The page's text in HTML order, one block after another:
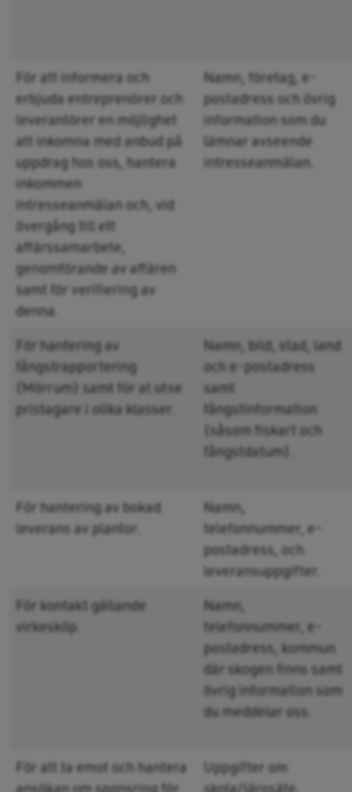
För att informera och
erbjuda entreprenörer och
leverantörer en möjlighet
att inkomna med anbud på
uppdrag hos oss, hantera
inkommen
intresseanmälan och, vid
övergång till ett
affärssamarbete,
genomförande av affären
samt för verifiering av
denna.
Namn, företag, e-
postadress och övrig
information som du
lämnar avseende
intresseanmälan.
För hantering av
fångstrapportering
(Mörrum) samt för at utse
pristagare i olika klasser.
Namn, bild, stad, land
och e-postadress
samt
fångstinformation
(såsom fiskart och
fångstdatum).
För hantering av bokad
leverans av plantor.
Namn,
telefonnummer, e-
postadress, och
leveransuppgifter.
För kontakt gällande
virkesköp.
Namn,
telefonnummer, e-
postadress, kommun
där skogen finns samt
övrig information som
du meddelar oss.
För att ta emot och hantera
ansökan om sponsring för
Uppgifter om
skola/lärosäte,